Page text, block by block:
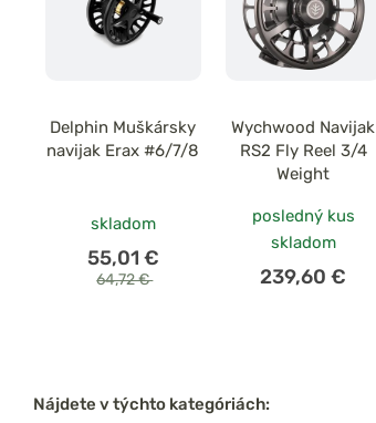
Delphin Muškársky
navijak Erax #6/7/8
skladom
55,01 €
64,72 €
Wychwood Navijak
RS2 Fly Reel 3/4
Weight
posledný kus
skladom
239,60 €
Nájdete v týchto kategóriách: